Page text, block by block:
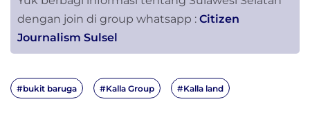
dengan join di group whatsapp : Citizen
Journalism Sulsel
#bukit baruga #Kalla Group #Kalla land